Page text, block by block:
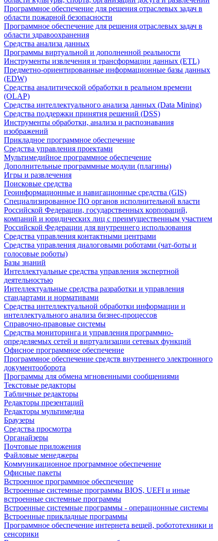
Программное обеспечение для решения отраслевых задач в
области пожарной безопасности
Программное обеспечение для решения отраслевых задач в
области здравоохранения
Средства анализа данных
Программы виртуальной и дополненной реальности
Инструменты извлечения и трансформации данных (ETL)
Предметно-ориентированные информационные базы данных
(EDW)
Средства аналитической обработки в реальном времени
(OLAP)
Средства интеллектуального анализа данных (Data Mining)
Средства поддержки принятия решений (DSS)
Инструменты обработки, анализа и распознавания
изображений
Прикладное программное обеспечение
Средства управления проектами
Мультимедийное программное обеспечение
Дополнительные программные модули (плагины)
Игры и развлечения
Поисковые средства
Геоинформационные и навигационные средства (GIS)
Специализированное ПО органов исполнительной власти
Российской Федерации, государственных корпораций,
компаний и юридических лиц с преимущественным участием
Российской Федерации для внутреннего использования
Средства управления контактными центрами
Средства управления диалоговыми роботами (чат-боты и
голосовые роботы)
Базы знаний
Интеллектуальные средства управления экспертной
деятельностью
Интеллектуальные средства разработки и управления
стандартами и нормативами
Средства интеллектуальной обработки информации и
интеллектуального анализа бизнес-процессов
Справочно-правовые системы
Средства мониторинга и управления программно-
определяемых сетей и виртуализации сетевых функций
Офисное программное обеспечение
Программное обеспечение средств внутреннего электронного
документооборота
Программы для обмена мгновенными сообщениями
Текстовые редакторы
Табличные редакторы
Редакторы презентаций
Редакторы мультимедиа
Браузеры
Средства просмотра
Органайзеры
Почтовые приложения
Файловые менеджеры
Коммуникационное программное обеспечение
Офисные пакеты
Встроенное программное обеспечение
Встроенные системные программы BIOS, UEFI и иные
встроенные системные программы
Встроенные системные программы - операционные системы
Встроенные прикладные программы
Программное обеспечение интернета вещей, робототехники и
сенсорики